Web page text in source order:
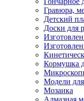
Гравюра,
Детский
Доски для
Кормушка
Модели
Мозаика
Алмазная